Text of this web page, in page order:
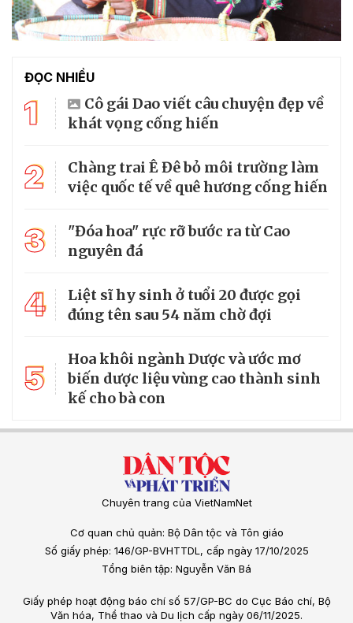
ĐỌC NHIỀU
1
Cô gái Dao viết câu chuyện đẹp về
khát vọng cống hiến
2
Chàng trai Ê Đê bỏ môi trường làm
việc quốc tế về quê hương cống hiến
3
"Đóa hoa" rực rỡ bước ra từ Cao
nguyên đá
4
Liệt sĩ hy sinh ở tuổi 20 được gọi
đúng tên sau 54 năm chờ đợi
5
Hoa khôi ngành Dược và ước mơ
biến dược liệu vùng cao thành sinh
kế cho bà con
Chuyên trang của VietNamNet
Cơ quan chủ quản: Bộ Dân tộc và Tôn giáo
Số giấy phép: 146/GP-BVHTTDL, cấp ngày 17/10/2025
Tổng biên tập: Nguyễn Văn Bá
Giấy phép hoạt động báo chí số 57/GP-BC do Cục Báo chí, Bộ
Văn hóa, Thể thao và Du lịch cấp ngày 06/11/2025.